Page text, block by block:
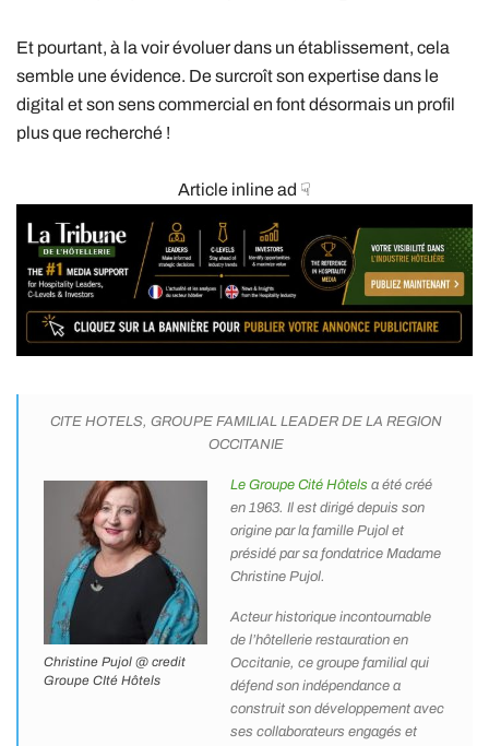
Et pourtant, à la voir évoluer dans un établissement, cela
semble une évidence. De surcroît son expertise dans le
digital et son sens commercial en font désormais un profil
plus que recherché !
Article inline ad ☟
CITE HOTELS, GROUPE FAMILIAL LEADER DE LA REGION
OCCITANIE
Christine Pujol @ credit
Groupe CIté Hôtels
Le Groupe Cité Hôtels a été créé
en 1963. Il est dirigé depuis son
origine par la famille Pujol et
présidé par sa fondatrice Madame
Christine Pujol.
Acteur historique incontournable
de l’hôtellerie restauration en
Occitanie, ce groupe familial qui
défend son indépendance a
construit son développement avec
ses collaborateurs engagés et